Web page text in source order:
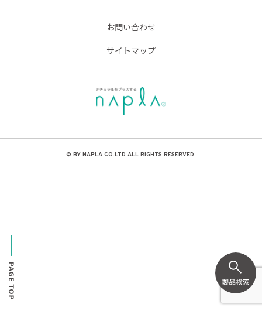
お問い合わせ
サイトマップ
© BY NAPLA CO.LTD ALL RIGHTS RESERVED.